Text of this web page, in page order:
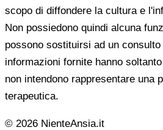
scopo di diffondere la cultura e
Non possiedono quindi alcuna
possono sostituirsi ad un
informazioni fornite hanno
non intendono rappresentare una
terapeutica.
© 2026 NienteAnsia.it